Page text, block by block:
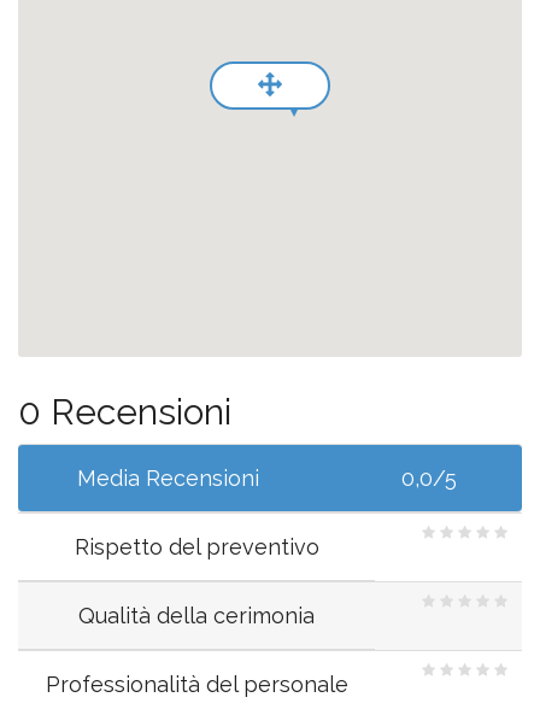
0 Recensioni
Media Recensioni 0,0/5
Rispetto del preventivo
Qualità della cerimonia
Professionalità del personale